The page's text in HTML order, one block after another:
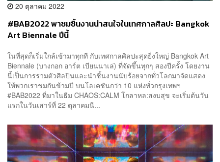
20 ตุลาคม 2022
#BAB2022 พาชมชิ้นงานน่าสนใจในเทศกาลศิลปะ Bangkok
Art Biennale ปีนี้
ในที่สุดก็เริ่มใกล้เข้ามาทุกที กับเทศกาลศิลปะสุดยิ่งใหญ่ Bangkok Art
Biennale (บางกอก อาร์ต เบียนนาเล่) ที่จัดขึ้นทุกๆ สองปีครั้ง โดยงาน
นี้เป็นการรวมตัวศิลปินและนำชิ้นงานนับร้อยจากทั่วโลกมาจัดแสดง
ให้พวกเราชมกันข้ามปี บนโลเคชันกว่า 10 แห่งทั่วกรุงเทพฯ
#BAB2022 ที่มาในธีม CHAOS:CALM โกลาหล:สงบสุข จะเริ่มต้นวัน
แรกในวันเสาร์ที่ 22 ตุลาคมนี...